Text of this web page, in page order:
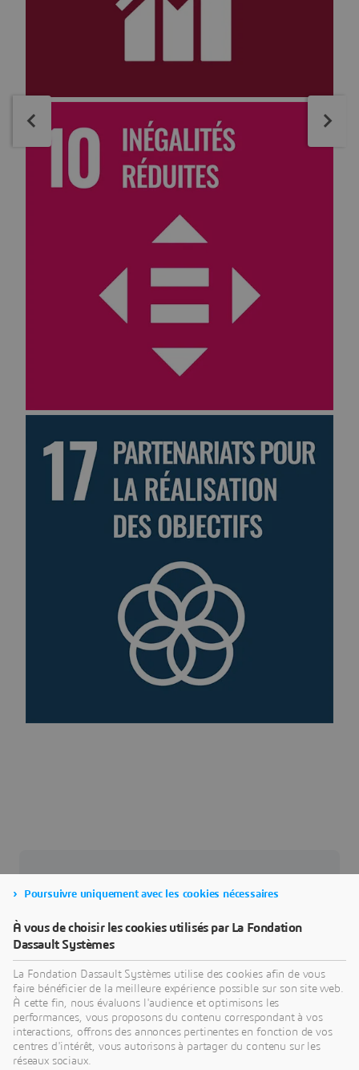
A propos de notre partenaire
La Fab Foundation est une organisation à but non
lucratif américaine issue du Centre for Bits and
Atoms du MIT. Sa mission est de fournir les outils,
les connaissances et les moyens d'éduquer,
Poursuivre uniquement avec les cookies nécessaires
À vous de choisir les cookies utilisés par La Fondation
Dassault Systèmes
La Fondation Dassault Systèmes utilise des cookies afin de vous
faire bénéficier de la meilleure expérience possible sur son site web.
À cette fin, nous évaluons l'audience et optimisons les
performances, vous proposons du contenu correspondant à vos
interactions, offrons des annonces pertinentes en fonction de vos
centres d'intérêt, vous autorisons à partager du contenu sur les
réseaux sociaux.